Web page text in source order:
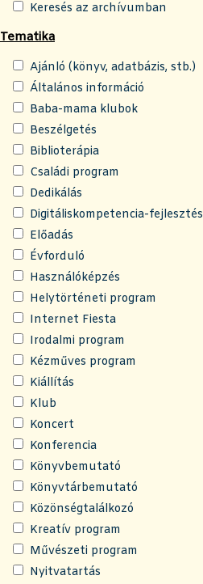
Keresés az archívumban
Tematika
Ajánló (könyv, adatbázis, stb.)
Általános információ
Baba-mama klubok
Beszélgetés
Biblioterápia
Családi program
Dedikálás
Digitáliskompetencia-fejlesztés
Előadás
Évforduló
Használóképzés
Helytörténeti program
Internet Fiesta
Irodalmi program
Kézműves program
Kiállítás
Klub
Koncert
Konferencia
Könyvbemutató
Könyvtárbemutató
Közönségtalálkozó
Kreatív program
Művészeti program
Nyitvatartás